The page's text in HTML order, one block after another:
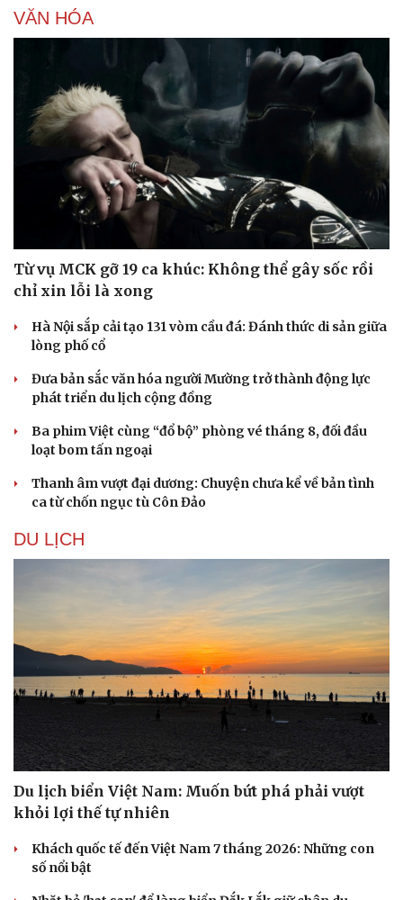
Sân khấu - Điện ảnh
Văn học
Di sản
Nghệ sĩ
Sao Việt
VĂN HÓA
Từ vụ MCK gỡ 19 ca khúc: Không thể gây sốc rồi
chỉ xin lỗi là xong
Hà Nội sắp cải tạo 131 vòm cầu đá: Đánh thức di sản giữa
lòng phố cổ
Đưa bản sắc văn hóa người Mường trở thành động lực
phát triển du lịch cộng đồng
Ba phim Việt cùng “đổ bộ” phòng vé tháng 8, đối đầu
loạt bom tấn ngoại
Thanh âm vượt đại dương: Chuyện chưa kể về bản tình
ca từ chốn ngục tù Côn Đảo
DU LỊCH
Du lịch biển Việt Nam: Muốn bứt phá phải vượt
khỏi lợi thế tự nhiên
Khách quốc tế đến Việt Nam 7 tháng 2026: Những con
số nổi bật